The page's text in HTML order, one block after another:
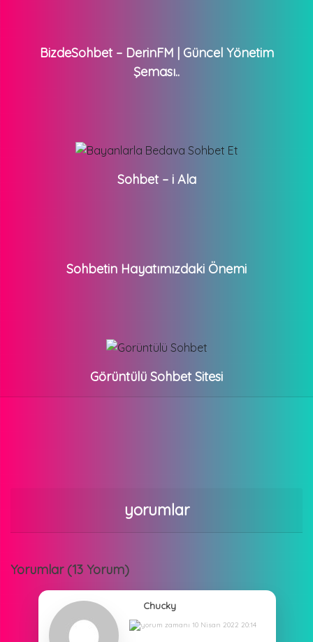
BizdeSohbet – DerinFM | Güncel Yönetim
Şeması..
Sohbet – i Ala
Sohbetin Hayatımızdaki Önemi
Görüntülü Sohbet Sitesi
yorumlar
Yorumlar (13 Yorum)
Chucky
10 Nisan 2022 20:14